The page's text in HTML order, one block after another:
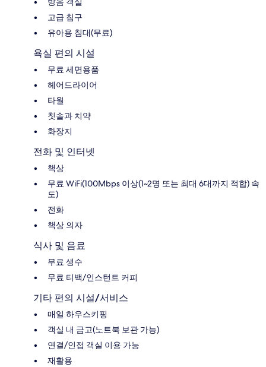
고급 침구
유아용 침대(무료)
욕실 편의 시설
무료 세면용품
헤어드라이어
타월
칫솔과 치약
화장지
전화 및 인터넷
책상
무료 WiFi(100Mbps 이상(1~2명 또는 최대 6대까지 적합) 속
도)
전화
책상 의자
식사 및 음료
무료 생수
무료 티백/인스턴트 커피
기타 편의 시설/서비스
매일 하우스키핑
객실 내 금고(노트북 보관 가능)
연결/인접 객실 이용 가능
재활용